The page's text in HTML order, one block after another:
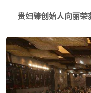
贵妇臻创始人向丽荣